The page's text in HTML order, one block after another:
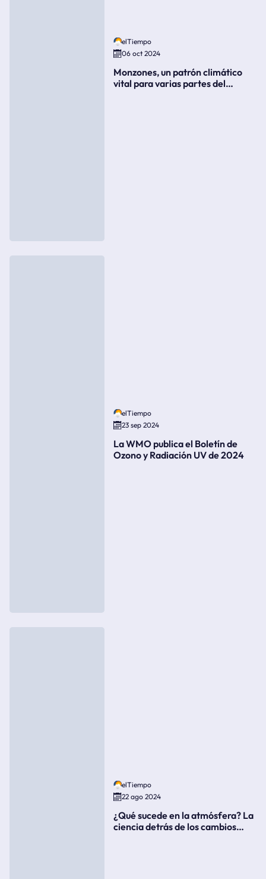
elTiempo
06 oct 2024
Monzones, un patrón climático
vital para varias partes del
elTiempo
23 sep 2024
La WMO publica el Boletín de
Ozono y Radiación UV de 2024
elTiempo
22 ago 2024
¿Qué sucede en la atmósfera? La
ciencia detrás de los cambios